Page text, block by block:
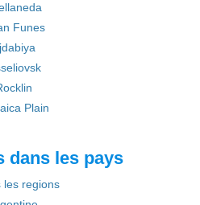
Funes
Plain
dans les pays
les regions